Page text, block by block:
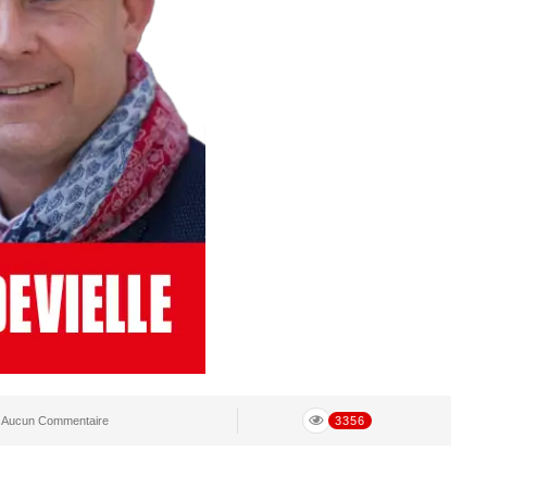
Aucun Commentaire 3356